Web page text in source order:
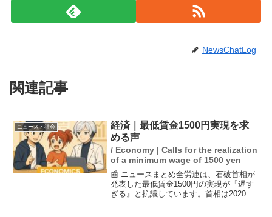
NewsChatLog
関連記事
ニュース・社会
経済｜最低賃金1500円実現を求
める声
/ Economy | Calls for the realization
of a minimum wage of 1500 yen
📰 ニュースまとめ全労連は、石破首相が
発表した最低賃金1500円の実現が『遅す
ぎる』と抗議しています。首相は2020年